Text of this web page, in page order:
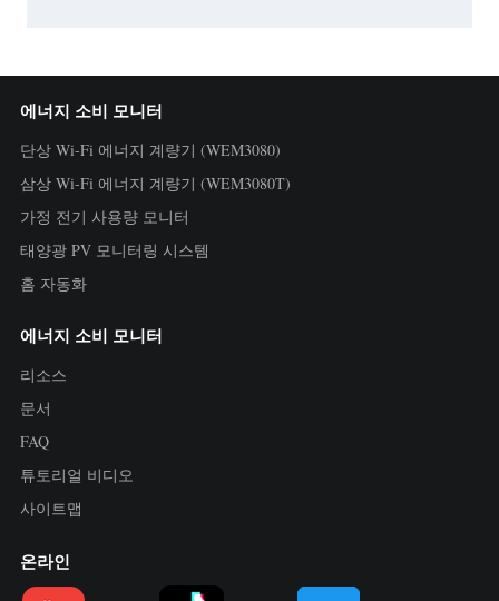
에너지 소비 모니터
단상 Wi-Fi 에너지 계량기 (WEM3080)
삼상 Wi-Fi 에너지 계량기 (WEM3080T)
가정 전기 사용량 모니터
태양광 PV 모니터링 시스템
홈 자동화
에너지 소비 모니터
리소스
문서
FAQ
튜토리얼 비디오
사이트맵
온라인